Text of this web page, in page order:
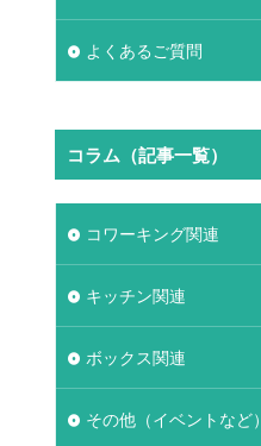
よくあるご質問
コラム（記事一覧）
コワーキング関連
キッチン関連
ボックス関連
その他（イベントなど）